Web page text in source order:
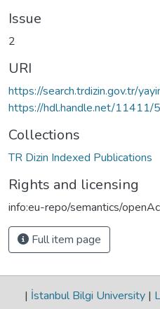
Issue
2
URI
https://search.trdizin.gov.tr/
https://hdl.handle.net/11411/
Collections
TR Dizin Indexed Publications
Rights and licensing
info:eu-repo/semantics/
Full item page
| İstanbul Bilgi University |